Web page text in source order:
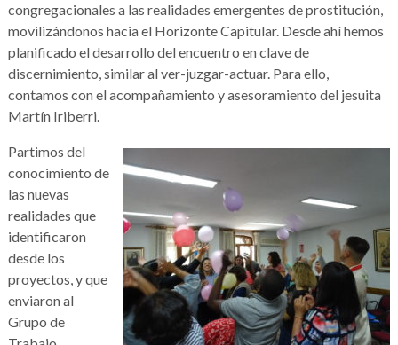
congregacionales a las realidades emergentes de prostitución,
movilizándonos hacia el Horizonte Capitular. Desde ahí hemos
planificado el desarrollo del encuentro en clave de
discernimiento, similar al ver-juzgar-actuar. Para ello,
contamos con el acompañamiento y asesoramiento del jesuita
Martín Iriberri.
Partimos del
conocimiento de
las nuevas
realidades que
identificaron
desde los
proyectos, y que
enviaron al
Grupo de